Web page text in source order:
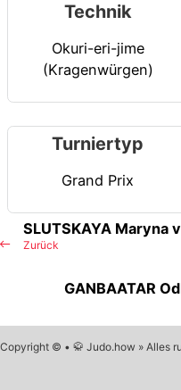
Technik
Okuri-eri-jime
(Kragenwürgen)
Turniertyp
Grand Prix
Zurück
SLUTSKAYA Maryna
GANBAATAR
Copyright © • 🥋 Judo.how » Alles